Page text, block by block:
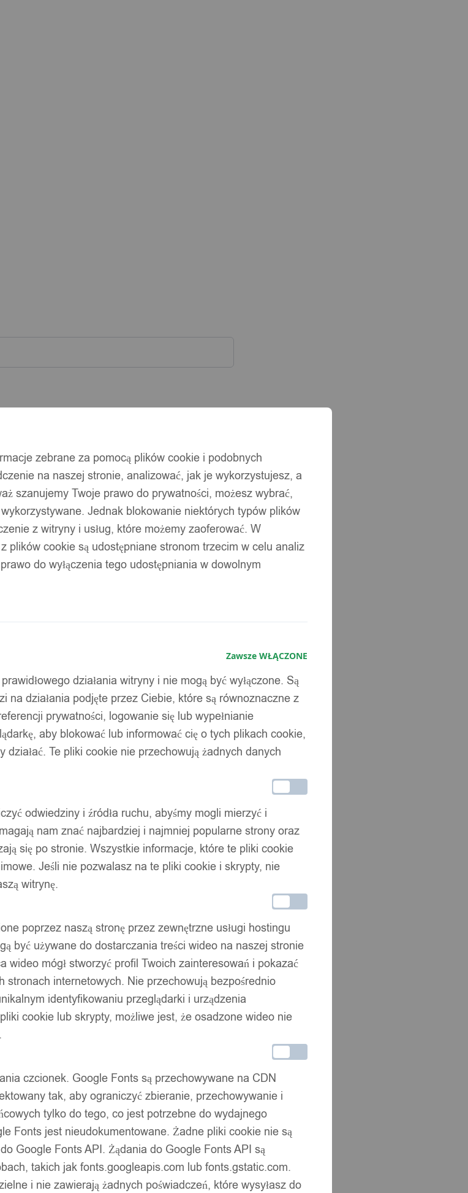
zebrane za pomocą plików cookie i podobnych
na naszej stronie, analizować, jak je wykorzystujesz, a
szanujemy Twoje prawo do prywatności, możesz wybrać,
Jednak blokowanie niektórych typów plików
z witryny i usług, które możemy zaoferować. W
plików cookie są udostępniane stronom trzecim w celu analiz
do wyłączenia tego udostępniania w dowolnym
Zawsze WŁĄCZONE
działania witryny i nie mogą być wyłączone. Są
na działania podjęte przez Ciebie, które są równoznaczne z
prywatności, logowanie się lub wypełnianie
aby blokować lub informować cię o tych plikach cookie,
działać. Te pliki cookie nie przechowują żadnych danych
odwiedziny i źródła ruchu, abyśmy mogli mierzyć i
nam znać najbardziej i najmniej popularne strony oraz
się po stronie. Wszystkie informacje, które te pliki cookie
Jeśli nie pozwalasz na te pliki cookie i skrypty, nie
witrynę.
poprzez naszą stronę przez zewnętrzne usługi hostingu
być używane do dostarczania treści wideo na naszej stronie
wideo mógł stworzyć profil Twoich zainteresowań i pokazać
internetowych. Nie przechowują bezpośrednio
identyfikowaniu przeglądarki i urządzenia
cookie lub skrypty, możliwe jest, że osadzone wideo nie
czcionek. Google Fonts są przechowywane na CDN
tak, aby ograniczyć zbieranie, przechowywanie i
tylko do tego, co jest potrzebne do wydajnego
Fonts jest nieudokumentowane. Żadne pliki cookie nie są
Google Fonts API. Żądania do Google Fonts API są
takich jak fonts.googleapis.com lub fonts.gstatic.com.
i nie zawierają żadnych poświadczeń, które wysyłasz do